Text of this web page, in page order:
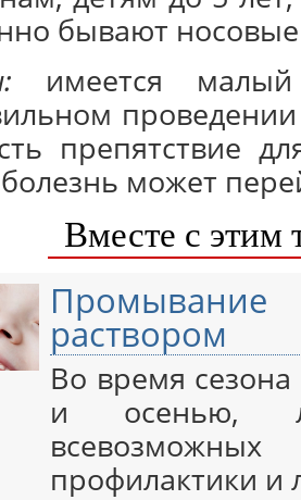
бывают
имеется
препятствие
может
Вместе с этим
раствором
Во время
и осенью,
профилактики и